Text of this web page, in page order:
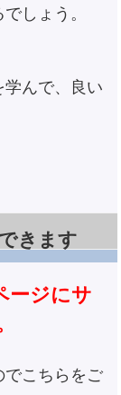
しょう。
んで、良い
きます
ージにサ
でこちらをご